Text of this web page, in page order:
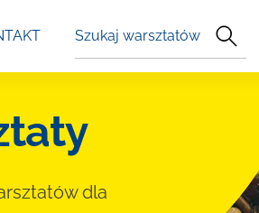
Szukaj
warsztatów
dla